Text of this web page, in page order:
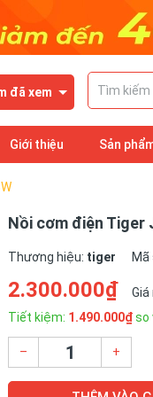
đã xem
Giới thiệu Sản
Nồi cơm điện Tiger
Thương hiệu: tiger Mã
2.300.000₫
Tiết kiệm: 1.490.000₫so
– +